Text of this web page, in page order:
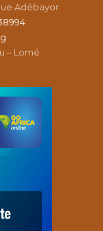
Adébayor
– Lomé